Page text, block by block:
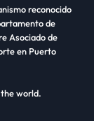
reconocido
de
Asociado de
en Puerto
world.